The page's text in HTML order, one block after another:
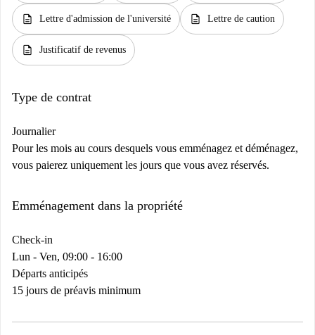
description Lettre d'admission de l'université description Lettre de caution
description Justificatif de revenus
Type de contrat
Journalier
Pour les mois au cours desquels vous emménagez et déménagez,
vous paierez uniquement les jours que vous avez réservés.
Emménagement dans la propriété
Check-in
Lun - Ven, 09:00 - 16:00
Départs anticipés
15 jours de préavis minimum